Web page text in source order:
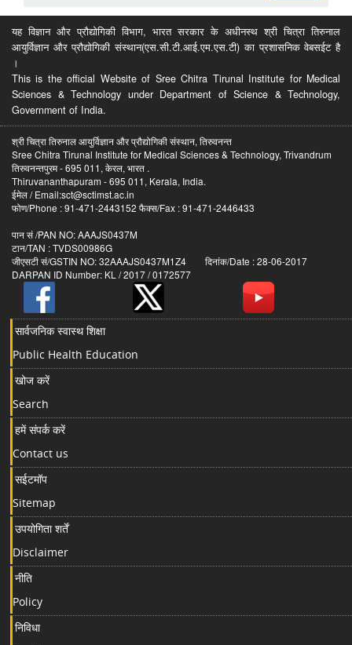
यह विज्ञान और प्रौद्योगिकी विभाग, भारत सरकार के अधीनस्थ श्री चित्रा तिरुनाल
आयुर्विज्ञान और प्रौद्योगिकी संस्थान(एस.सी.टी.आई.एम.एस.टी) का प्रशासनिक वेबसईट है
।
This is the official Website of Sree Chitra Tirunal Institute for Medical
Sciences & Technology under Department of Science & Technology,
Government of India.
श्री चित्रा तिरुनाल आयुर्विज्ञान और प्रौद्योगिकी संस्थान, तिरुवनन्त
Sree Chitra Tirunal Institute for Medical Sciences & Technology, Trivandrum
तिरुवनन्तपुरम - 695 011, केरल, भारत .
Thiruvananthapuram - 695 011, Kerala, India.
ईमेल / Email:sct@sctimst.ac.in
फोण/Phone : 91-471-2443152 फैक्स/Fax : 91-471-2446433
पान सं /PAN NO: AAAJS0437M
टान/TAN : TVDS00986G
जीएसटी सं/GSTIN NO: 32AAAJS0437M1Z4 दिनांक/Date : 28-06-2017
DARPAN ID Number: KL / 2017 / 0172577
सार्वजनिक स्वास्थ शिक्षा
Public Health Education
खोज करें
Search
हमें संपर्क करें
Contact us
सईटमॉप
Sitemap
उपयोगिता शर्तें
Disclaimer
नीति
Policy
निविधा